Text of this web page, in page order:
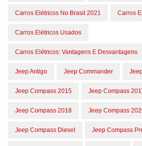
Carros Elétricos No Brasil 2021 Carros
Carros Elétricos Usados
Carros Elétricos: Vantagens E Desvantagens
Jeep Antigo Jeep Commander
Jeep Compass 2015 Jeep Compass
Jeep Compass 2018 Jeep Compass
Jeep Compass Diesel Jeep Compass